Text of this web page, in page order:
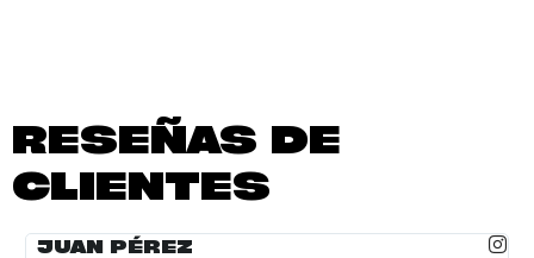
RESEÑAS DE
CLIENTES
JUAN PÉREZ